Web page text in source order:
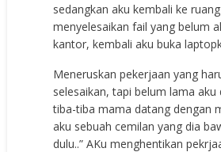
sedangkan aku kembali ke
menyelesaikan fail yang belum
kantor, kembali aku buka
Meneruskan pekerjaan yang
selesaikan, tapi belum lama aku
tiba-tiba mama datang dengan
aku sebuah cemilan yang dia
dulu..” AKu menghentikan